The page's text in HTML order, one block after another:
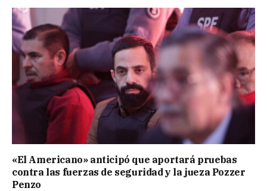
«El Americano» anticipó que aportará pruebas
contra las fuerzas de seguridad y la jueza Pozzer
Penzo